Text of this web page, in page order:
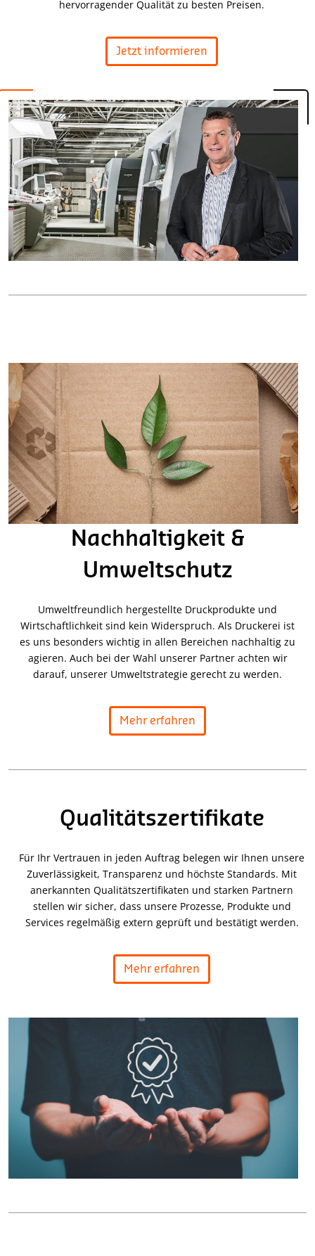
hervorragender Qualität zu besten Preisen.
Jetzt informieren
Nachhaltigkeit &
Umweltschutz
Umweltfreundlich hergestellte Druckprodukte und
Wirtschaftlichkeit sind kein Widerspruch. Als Druckerei ist
es uns besonders wichtig in allen Bereichen nachhaltig zu
agieren. Auch bei der Wahl unserer Partner achten wir
darauf, unserer Umweltstrategie gerecht zu werden.
Mehr erfahren
Qualitätszertifikate
Für Ihr Vertrauen in jeden Auftrag belegen wir Ihnen unsere
Zuverlässigkeit, Transparenz und höchste Standards. Mit
anerkannten Qualitätszertifikaten und starken Partnern
stellen wir sicher, dass unsere Prozesse, Produkte und
Services regelmäßig extern geprüft und bestätigt werden.
Mehr erfahren